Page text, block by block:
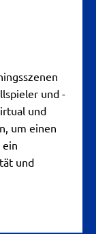
und -
und
um einen
und